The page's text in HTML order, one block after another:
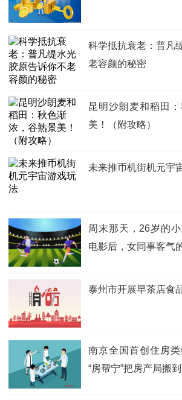
科学抵抗衰老：普凡
老容颜的秘密
昆明沙朗麦和稻田
美！（附攻略）
未来推币机街机元宇
周末那天，26岁的
电影后，女同事客气
泰州市开展早茶店食
南京全国首创住房
“房帮宁”把房产局搬